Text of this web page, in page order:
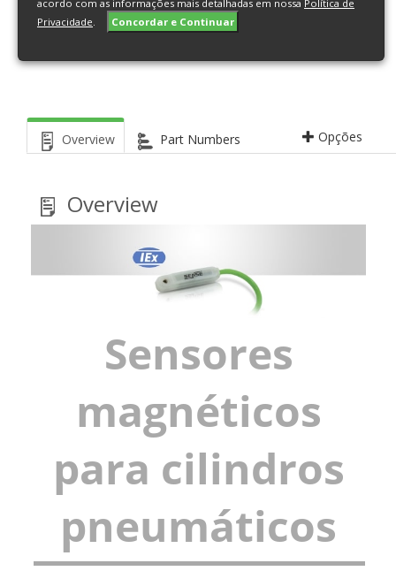
para atmosferas explosivas de gases e vapores
inflamáveis e poeiras combustíveis.
Opções
Overview Part Numbers
Overview
acordo com as informações mais detalhadas em nossa Política de
Privacidade. Concordar e Continuar